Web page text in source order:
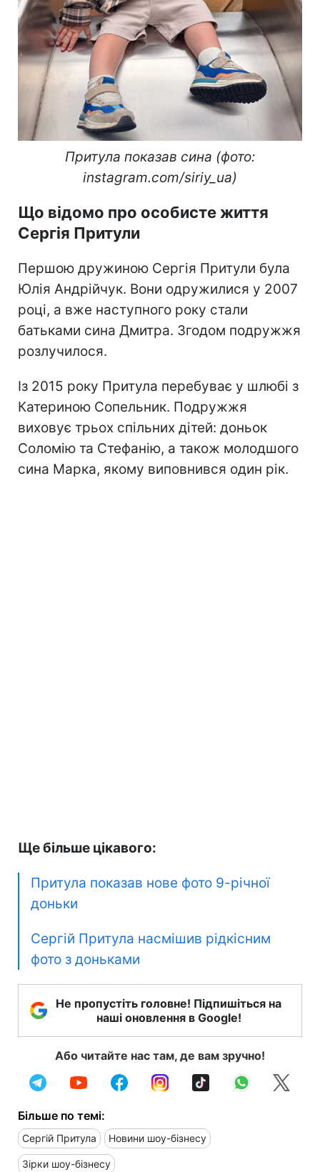
Притула показав сина (фото:
instagram.com/siriy_ua)
Що відомо про особисте життя
Сергія Притули
Першою дружиною Сергія Притули була
Юлія Андрійчук. Вони одружилися у 2007
році, а вже наступного року стали
батьками сина Дмитра. Згодом подружжя
розлучилося.
Із 2015 року Притула перебуває у шлюбі з
Катериною Сопельник. Подружжя
виховує трьох спільних дітей: доньок
Соломію та Стефанію, а також молодшого
сина Марка, якому виповнився один рік.
Ще більше цікавого:
Притула показав нове фото 9-річної
доньки
Сергій Притула насмішив рідкісним
фото з доньками
Не пропустіть головне! Підпишіться на
наші оновлення в Google!
Або читайте нас там, де вам зручно!
Більше по темі:
Сергій Притула Новини шоу-бізнесу
Зірки шоу-бізнесу